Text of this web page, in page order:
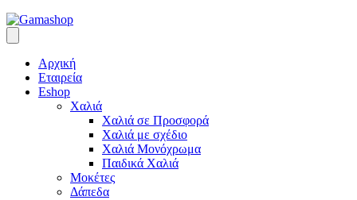
Αρχική
Εταιρεία
Eshop
Χαλιά
Χαλιά σε Προσφορά
Χαλιά με σχέδιο
Χαλιά Μονόχρωμα
Παιδικά Χαλιά
Μοκέτες
Δάπεδα